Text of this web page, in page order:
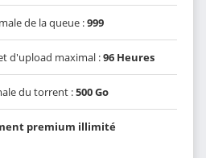
de la queue :999
d'upload maximal :96 Heures
du torrent :500 Go
premium illimité